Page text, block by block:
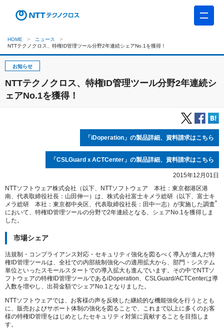
HOME
ニュース
NTTテクノクロス、特権ID管理ツール分野2年連続シェアNo.1を獲得！
お知らせ
NTTテクノクロス、特権ID管理ツール分野2年連続シ
ェアNo.1を獲得！
「iDoperation」の製品詳細、資料請求はこちら
「CSLGuardｘACTCenter」の製品詳細、資料請求はこちら
2015年12月01日
NTTソフトウェア株式会社（以下、NTTソフトウェア 本社：東京都港区港
南、代表取締役社長：山田伸一）は、株式会社富士キメラ総研（以下、富士キ
メラ総研 本社：東京都中央区、代表取締役社長：田中一志）が実施した調査*
において、特権ID管理ツールの分野で2年連続となる、シェアNo.1を獲得しま
した。
市場シェア
法規制・コンプライアンス対応・セキュリティ強化を図るべく導入が進んだ特
権ID管理ツールは、全社での内部統制強化への適用拡大から、部門・システム
単位といったスモールスタートでの導入拡大も進んでいます。その中でNTTソ
フトウェアの特権ID管理ツールであるiDoperation、CSLGuard/ACTCenterは導
入数を増やし、出荷金額でシェアNo.1となりました。
NTTソフトウェアでは、お客様の声を反映した継続的な機能強化を行うととも
に、販売およびサポート体制の強化を図ることで、これまで以上に多くのお客
様の特権ID管理をはじめとしたセキュリティ対策に貢献することを目指しま
す。